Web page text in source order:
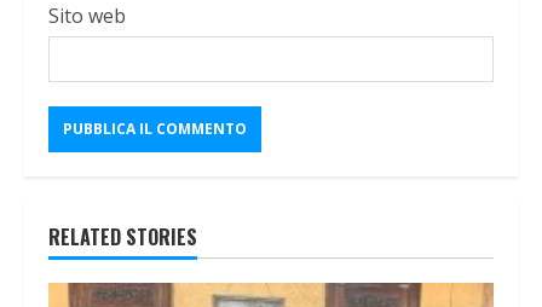
Sito web
RELATED STORIES